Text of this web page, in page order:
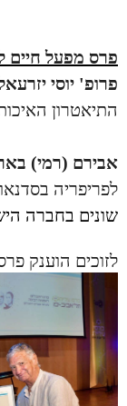
פרס מפעל חיים
פרופ' יוסי
התיאטרון
אבירם (רמי)
לפריפריה
שונים בחברה
לזוכים הוענק פרס